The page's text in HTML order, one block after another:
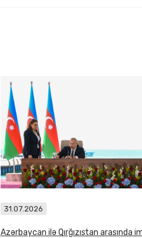
31.07.2026
Azərbaycan ilə Qırğızıstan arasında